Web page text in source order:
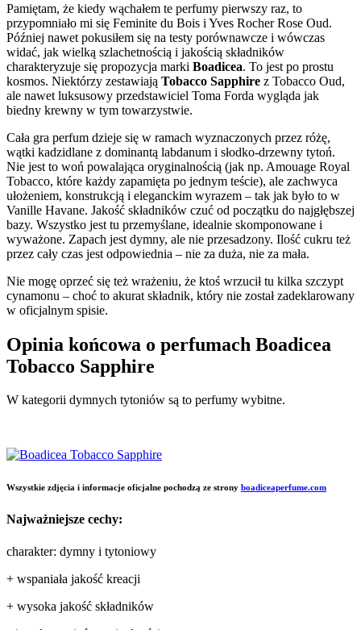
Pamiętam, że kiedy wąchałem te perfumy pierwszy raz, to
przypomniało mi się Feminite du Bois i Yves Rocher Rose Oud.
Później nawet pokusiłem się na testy porównawcze i wówczas
widać, jak wielką szlachetnością i jakością składników
charakteryzuje się propozycja marki Boadicea. To jest po prostu
kosmos. Niektórzy zestawiają Tobacco Sapphire z Tobacco Oud,
ale nawet luksusowy przedstawiciel Toma Forda wygląda jak
biedny krewny w tym towarzystwie.
Cała gra perfum dzieje się w ramach wyznaczonych przez różę,
wątki kadzidlane z dominantą labdanum i słodko-drzewny tytoń.
Nie jest to woń powalająca oryginalnością (jak np. Amouage Royal
Tobacco, które każdy zapamięta po jednym teście), ale zachwyca
ułożeniem, konstrukcją i eleganckim wyrazem – tak jak było to w
Vanille Havane. Jakość składników czuć od początku do najgłębszej
bazy. Wszystko jest tu przemyślane, idealnie skomponowane i
wyważone. Zapach jest dymny, ale nie przesadzony. Ilość cukru też
przez cały czas jest odpowiednia – nie za duża, nie za mała.
Nie mogę oprzeć się też wrażeniu, że ktoś wrzucił tu kilka szczypt
cynamonu – choć to akurat składnik, który nie został zadeklarowany
w oficjalnym spisie.
Opinia końcowa o perfumach Boadicea
Tobacco Sapphire
W kategorii dymnych tytoniów są to perfumy wybitne.
Wszystkie zdjęcia i informacje oficjalne pochodzą ze strony boadiceaperfume.com
Najważniejsze cechy:
charakter: dymny i tytoniowy
+ wspaniała jakość kreacji
+ wysoka jakość składników